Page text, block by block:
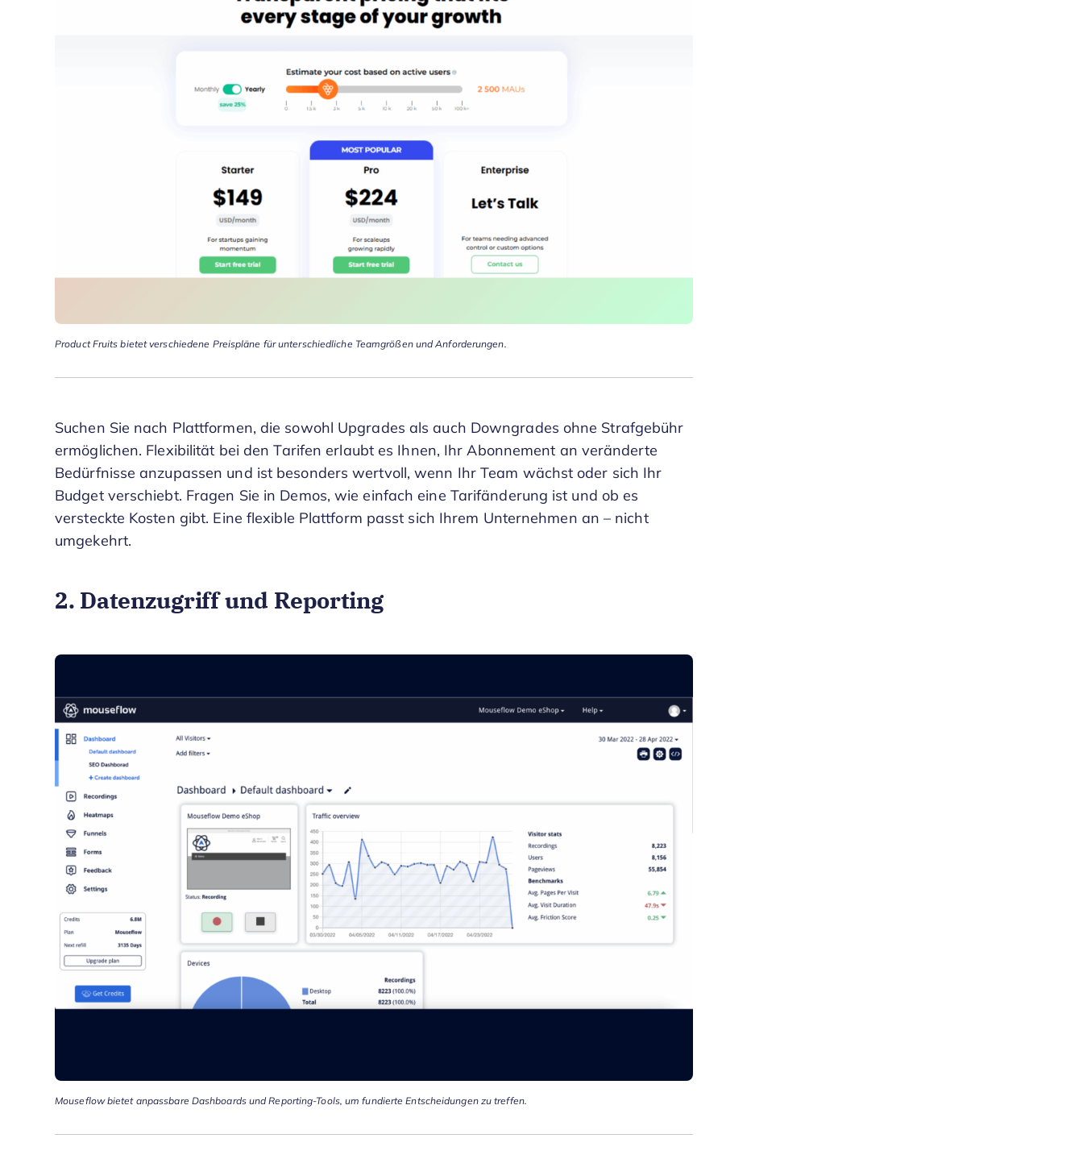
Product Fruits bietet verschiedene Preispläne für unterschiedliche Teamgrößen und Anforderungen.
Suchen Sie nach Plattformen, die sowohl Upgrades als auch Downgrades ohne Strafgebühr
ermöglichen. Flexibilität bei den Tarifen erlaubt es Ihnen, Ihr Abonnement an veränderte
Bedürfnisse anzupassen und ist besonders wertvoll, wenn Ihr Team wächst oder sich Ihr
Budget verschiebt. Fragen Sie in Demos, wie einfach eine Tarifänderung ist und ob es
versteckte Kosten gibt. Eine flexible Plattform passt sich Ihrem Unternehmen an – nicht
umgekehrt.
2. Datenzugriff und Reporting
Mouseflow bietet anpassbare Dashboards und Reporting-Tools, um fundierte Entscheidungen zu treffen.